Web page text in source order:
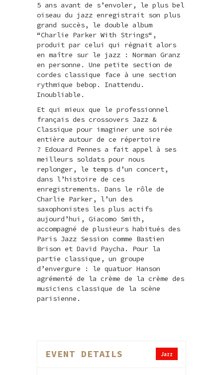
5 ans avant de s’envoler, le plus bel
oiseau du jazz enregistrait son plus
grand succès, le double album
“Charlie Parker With Strings“,
produit par celui qui régnait alors
en maître sur le jazz : Norman Granz
en personne. Une petite section de
cordes classique face à une section
rythmique bebop. Inattendu.
Inoubliable.
Et qui mieux que le professionnel
français des crossovers Jazz &
Classique pour imaginer une soirée
entière autour de ce répertoire
? Edouard Pennes a fait appel à ses
meilleurs soldats pour nous
replonger, le temps d’un concert,
dans l’histoire de ces
enregistrements. Dans le rôle de
Charlie Parker, l’un des
saxophonistes les plus actifs
aujourd’hui, Giacomo Smith ,
accompagné de plusieurs habitués des
Paris Jazz Session comme Bastien
Brison et David Paycha. Pour la
partie classique, un groupe
d’envergure : le quatuor Hanson
agrémenté de la crème de la crème des
musiciens classique de la scène
parisienne.
Jazz
EVENT DETAILS